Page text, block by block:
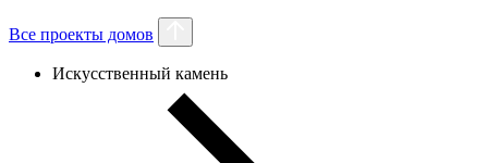
Все проекты домов
Искусственный камень